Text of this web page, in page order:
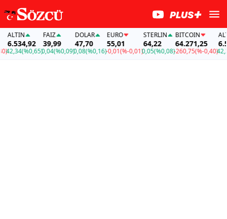
ALTIN
6.534,92
(%0,65)
FAİZ
39,99
0,04(%0,09)
DOLAR
47,70
0,08(%0,16)
EURO
55,01
-0,01(%-0,01)
STERLIN
64,22
0,05(%0,08)
BITCOIN
64.271,25
-260,75(%-0,40)42,34